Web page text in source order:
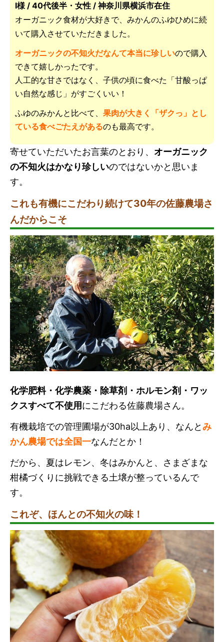
I様 / 40代後半・女性 / 神奈川県横浜市在住
オーガニック食材が大好きで、みかんのふゆひめに続
いて購入させていただきました。
オーガニックの不知火だなんて本当に珍しいので購入
できて嬉しかったです。
人工的な甘さではなく、子供の頃に食べた「甘酸っぱ
い自然な感じ」がすごくいい！
ふゆのみかんと比べて、 果肉が大きく「ザクっ」とし
ている食べごたえがあるのも最高です。
寄せていただいたお言葉のとおり、 オーガニック
の不知火はかなり珍しいのではないかと思いま
す。
これも有機にこだわり続けて30年の佐藤農場さ
んだからこそ
化学肥料・化学農薬・除草剤・ホルモン剤・ワッ
クスすべて不使用にこだわる佐藤農場さん。
有機栽培での管理圃場が30ha以上あり、なんとみ
かん農場では全国一なんだとか！
だから、夏はレモン、冬はみかんと、さまざまな
柑橘づくりに挑戦できる土壌が整っているんで
す。
これぞ、ほんとの不知火の味！